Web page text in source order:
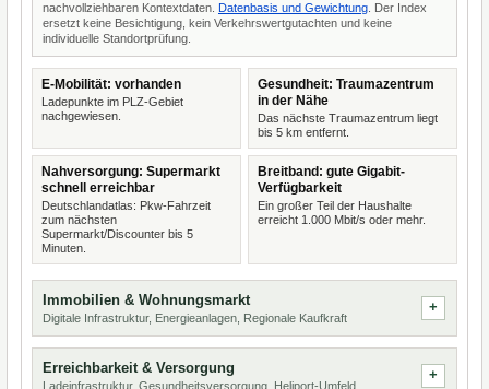
nachvollziehbaren Kontextdaten. Datenbasis und Gewichtung . Der Index
ersetzt keine Besichtigung, kein Verkehrswertgutachten und keine
individuelle Standortprüfung.
E-Mobilität: vorhanden
Ladepunkte im PLZ-Gebiet
nachgewiesen.
Gesundheit: Traumazentrum
in der Nähe
Das nächste Traumazentrum liegt
bis 5 km entfernt.
Nahversorgung: Supermarkt
schnell erreichbar
Deutschlandatlas: Pkw-Fahrzeit
zum nächsten
Supermarkt/Discounter bis 5
Minuten.
Breitband: gute Gigabit-
Verfügbarkeit
Ein großer Teil der Haushalte
erreicht 1.000 Mbit/s oder mehr.
Immobilien & Wohnungsmarkt
Digitale Infrastruktur, Energieanlagen, Regionale Kaufkraft
Erreichbarkeit & Versorgung
Ladeinfrastruktur, Gesundheitsversorgung, Heliport-Umfeld